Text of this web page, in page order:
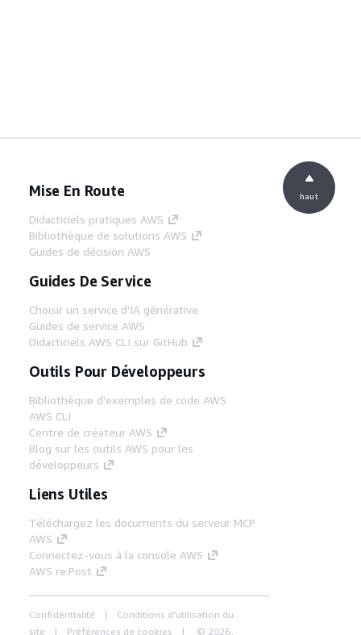
Mise En Route
Didacticiels pratiques AWS
Bibliothèque de solutions AWS
Guides de décision AWS
Guides De Service
Choisir un service d'IA générative
Guides de service AWS
Didacticiels AWS CLI sur GitHub
Outils Pour Développeurs
Bibliothèque d'exemples de code AWS
AWS CLI
Centre de créateur AWS
Blog sur les outils AWS pour les
développeurs
Liens Utiles
Téléchargez les documents du serveur MCP
AWS
Connectez-vous à la console AWS
AWS re:Post
Confidentialité
Conditions d'utilisation du
site
Préférences de cookies © 2026,
haut